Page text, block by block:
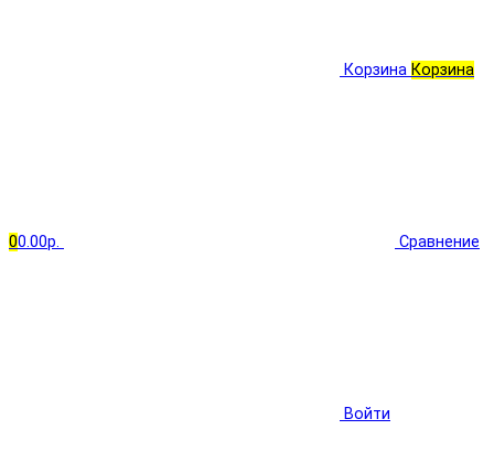
Корзина Корзина
00.00р. Сравнение
Войти